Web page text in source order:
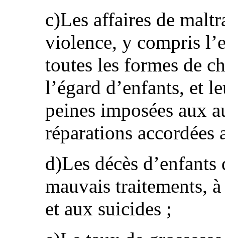
c)Les affaires de
violence, y compris
toutes les formes de
l’égard d’enfants, et
peines imposées aux
réparations
d)Les décès
mauvais traitements,
et aux suicides ;